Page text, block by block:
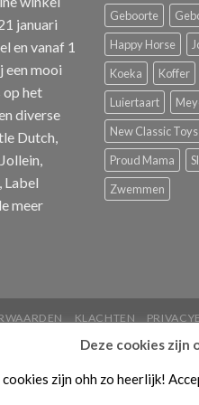
januari
en vanaf 1
een mooi
op het
diverse
Dutch,
Label
meer
Geboorte
Happy Horse
Koeka
Koffer
Luiertaart
New Classic Toys
Proud Mama
Zwemmen
KLACHTEN
Deze cookies zijn
cookies zijn ohh zo heerlijk!
waardering van